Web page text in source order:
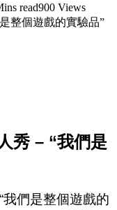
read900 Views
秀 – “我們是
我們是整個遊戲的